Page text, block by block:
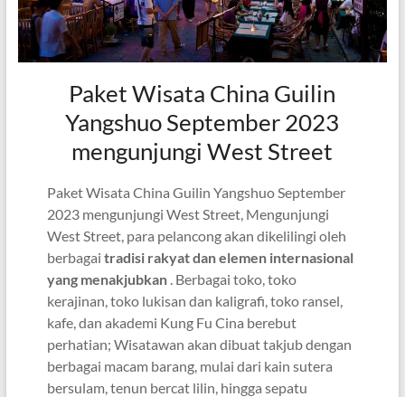
Paket Wisata China Guilin
Yangshuo September 2023
mengunjungi West Street
Paket Wisata China Guilin Yangshuo September
2023 mengunjungi West Street, Mengunjungi
West Street, para pelancong akan dikelilingi oleh
berbagaitradisi rakyat dan elemen internasional
yang menakjubkan . Berbagai toko, toko
kerajinan, toko lukisan dan kaligrafi, toko ransel,
kafe, dan akademi Kung Fu Cina berebut
perhatian; Wisatawan akan dibuat takjub dengan
berbagai macam barang, mulai dari kain sutera
bersulam, tenun bercat lilin, hingga sepatu